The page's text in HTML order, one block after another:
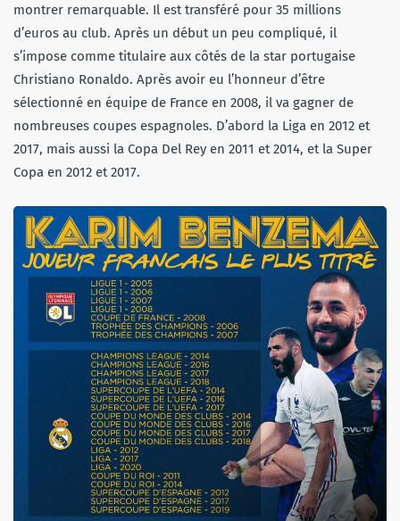
montrer remarquable. Il est transféré pour 35 millions
d’euros au club. Après un début un peu compliqué, il
s’impose comme titulaire aux côtés de la star portugaise
Christiano Ronaldo. Après avoir eu l’honneur d’être
sélectionné en équipe de France en 2008, il va gagner de
nombreuses coupes espagnoles. D’abord la Liga en 2012 et
2017, mais aussi la Copa Del Rey en 2011 et 2014, et la Super
Copa en 2012 et 2017.